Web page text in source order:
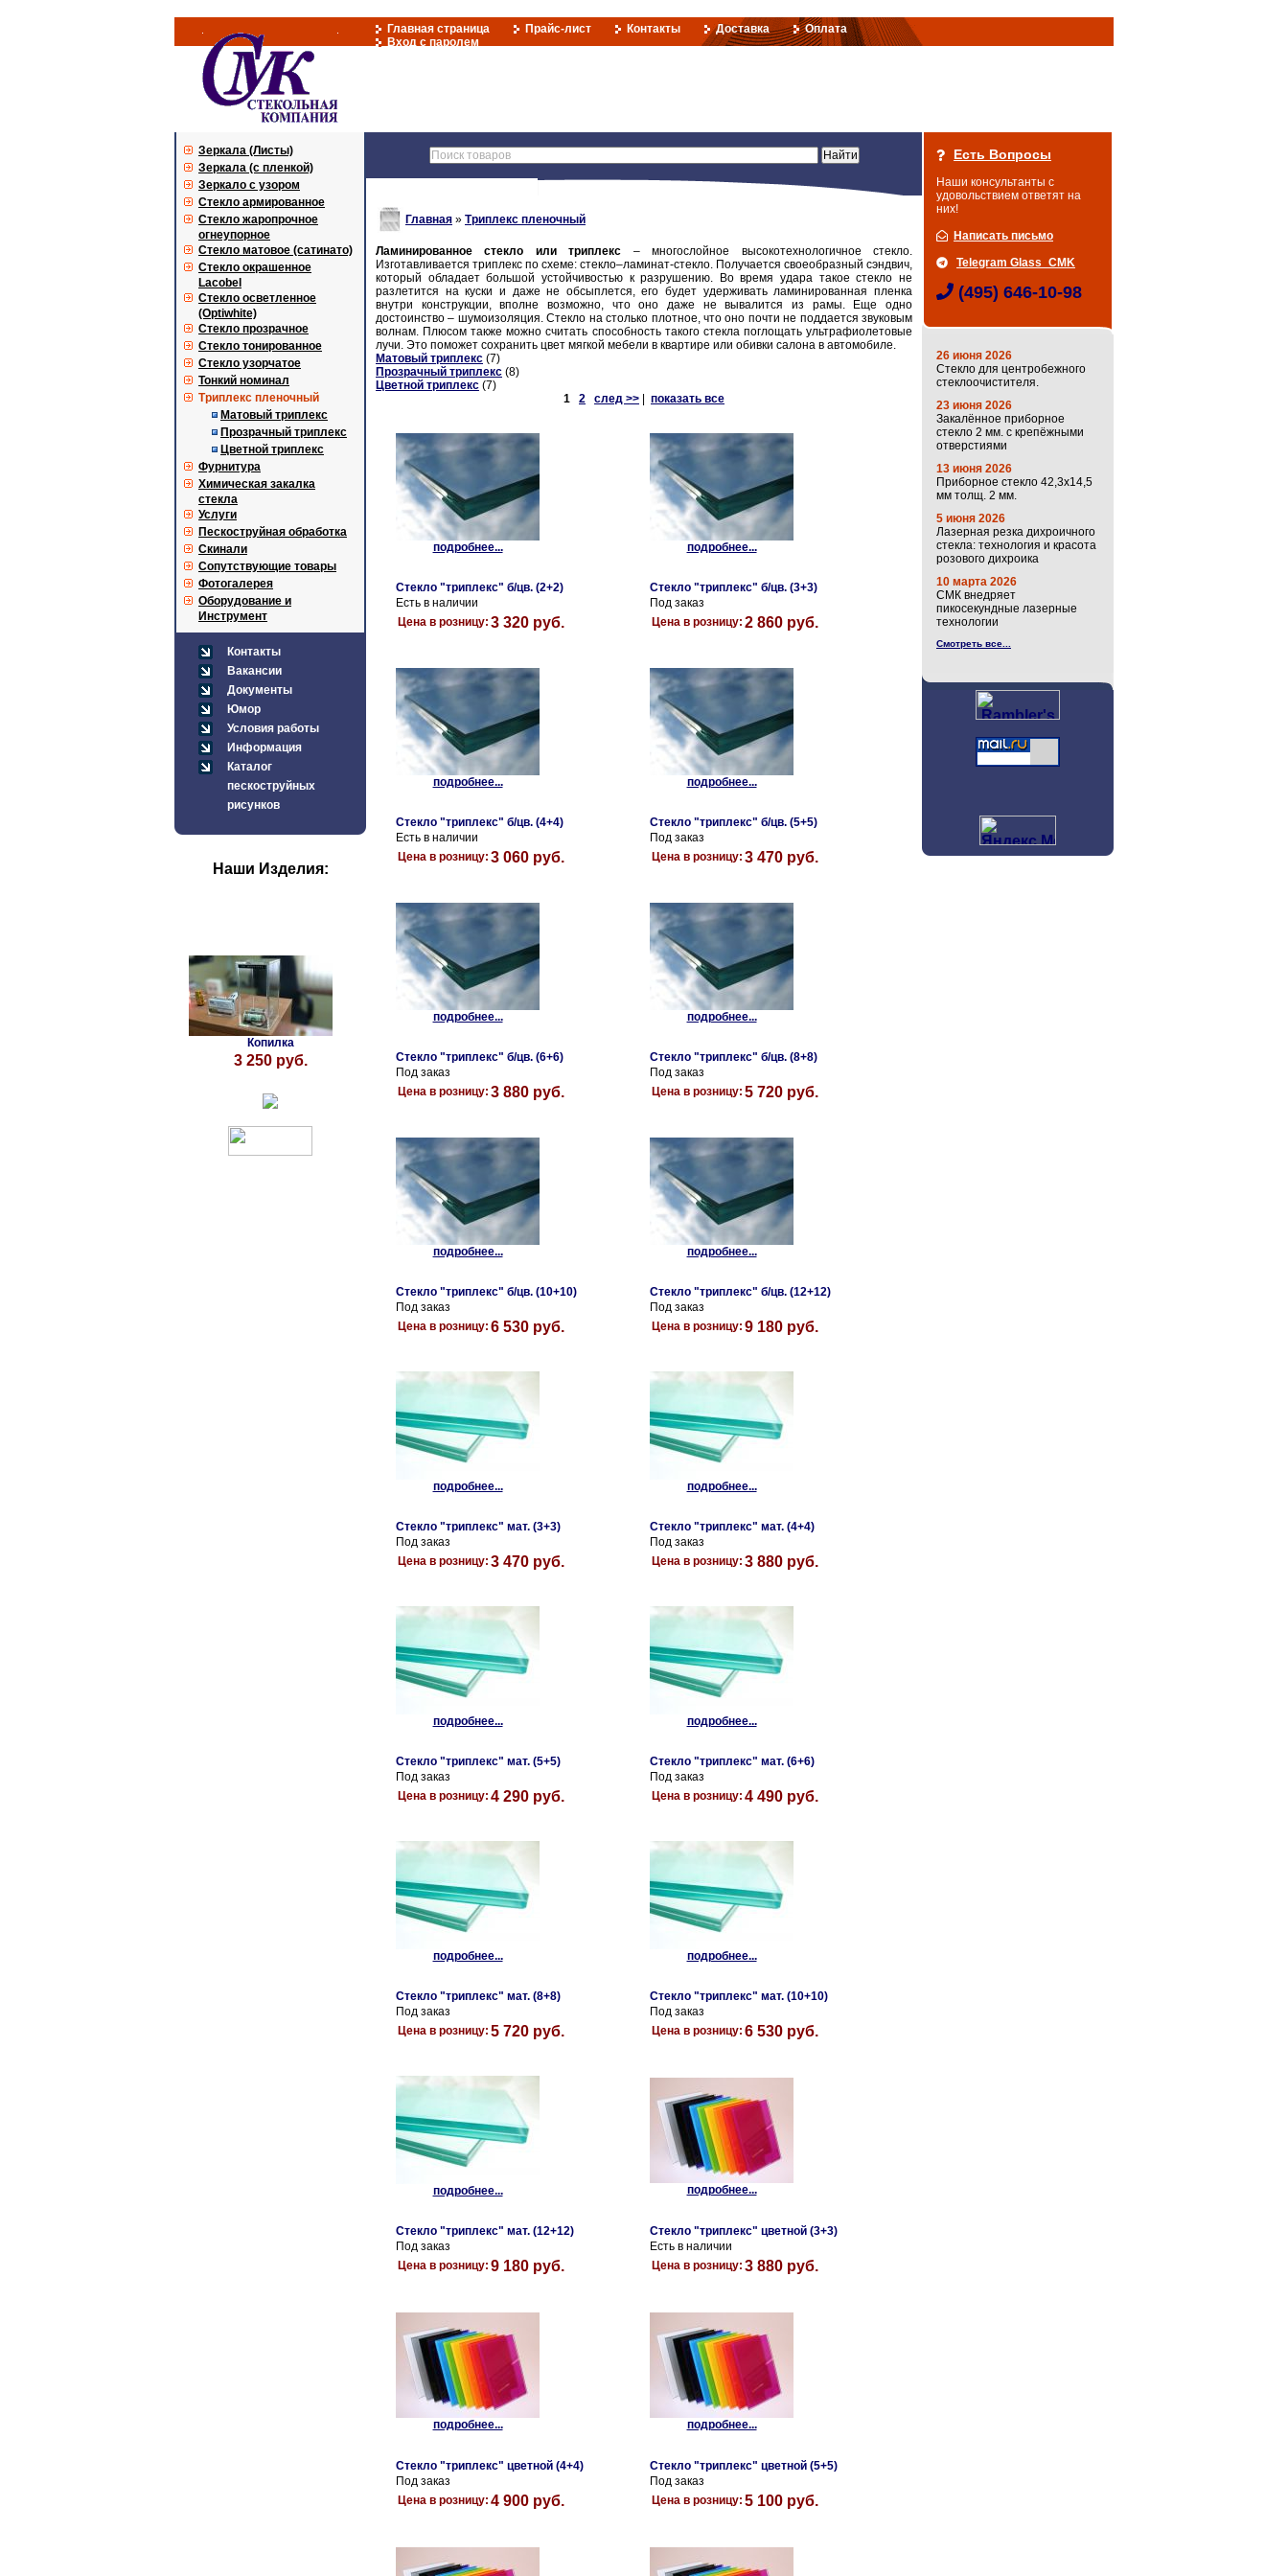
Главная страница Прайс-лист Контакты Доставка
Оплата
Вход с паролем
Зеркала (Листы)
Зеркала (с пленкой)
Зеркало с узором
Стекло армированное
Стекло жаропрочное
огнеупорное
Стекло матовое (сатинато)
Стекло окрашенное
Lacobel
Стекло осветленное
(Optiwhite)
Стекло прозрачное
Стекло тонированное
Стекло узорчатое
Тонкий номинал
Триплекс пленочный
Матовый триплекс
Прозрачный триплекс
Цветной триплекс
Фурнитура
Химическая закалка
стекла
Услуги
Пескоструйная обработка
Скинали
Сопутствующие товары
Фотогалерея
Оборудование и
Инструмент
Контакты
Вакансии
Документы
Юмор
Условия работы
Информация
Каталог
пескоструйных
рисунков
Наши Изделия:
Копилка
3 250 руб.
Главная » Триплекс пленочный
Ламинированное стекло или триплекс – многослойное высокотехнологичное стекло.
Изготавливается триплекс по схеме: стекло–ламинат-стекло. Получается своеобразный сэндвич,
который обладает большой устойчивостью к разрушению. Во время удара такое стекло не
разлетится на куски и даже не обсыплется, его будет удерживать ламинированная пленка
внутри конструкции, вполне возможно, что оно даже не вывалится из рамы. Еще одно
достоинство – шумоизоляция. Стекло на столько плотное, что оно почти не поддается звуковым
волнам. Плюсом также можно считать способность такого стекла поглощать ультрафиолетовые
лучи. Это поможет сохранить цвет мягкой мебели в квартире или обивки салона в автомобиле.
Матовый триплекс (7)
Прозрачный триплекс (8)
Цветной триплекс (7)
1
2 след >> показать все
подробнее...
Стекло "триплекс" б/цв. (2+2)
Есть в наличии
Цена в розницу: 3 320 руб.
подробнее...
Стекло "триплекс" б/цв. (3+3)
Под заказ
Цена в розницу: 2 860 руб.
подробнее...
Стекло "триплекс" б/цв. (4+4)
Есть в наличии
Цена в розницу: 3 060 руб.
подробнее...
Стекло "триплекс" б/цв. (5+5)
Под заказ
Цена в розницу: 3 470 руб.
подробнее...
Стекло "триплекс" б/цв. (6+6)
Под заказ
Цена в розницу: 3 880 руб.
подробнее...
Стекло "триплекс" б/цв. (8+8)
Под заказ
Цена в розницу: 5 720 руб.
подробнее...
Стекло "триплекс" б/цв. (10+10)
Под заказ
Цена в розницу: 6 530 руб.
подробнее...
Стекло "триплекс" б/цв. (12+12)
Под заказ
Цена в розницу: 9 180 руб.
подробнее...
Стекло "триплекс" мат. (3+3)
Под заказ
Цена в розницу: 3 470 руб.
подробнее...
Стекло "триплекс" мат. (4+4)
Под заказ
Цена в розницу: 3 880 руб.
подробнее...
Стекло "триплекс" мат. (5+5)
Под заказ
Цена в розницу: 4 290 руб.
подробнее...
Стекло "триплекс" мат. (6+6)
Под заказ
Цена в розницу: 4 490 руб.
подробнее...
Стекло "триплекс" мат. (8+8)
Под заказ
Цена в розницу: 5 720 руб.
подробнее...
Стекло "триплекс" мат. (10+10)
Под заказ
Цена в розницу: 6 530 руб.
подробнее...
Стекло "триплекс" мат. (12+12)
Под заказ
Цена в розницу: 9 180 руб.
подробнее...
Стекло "триплекс" цветной (3+3)
Есть в наличии
Цена в розницу: 3 880 руб.
подробнее...
Стекло "триплекс" цветной (4+4)
Под заказ
Цена в розницу: 4 900 руб.
подробнее...
Стекло "триплекс" цветной (5+5)
Под заказ
Цена в розницу: 5 100 руб.
Есть Вопросы
Наши консультанты с
удовольствием ответят на
них!
Написать письмо
Telegram Glass_CMK
(495) 646-10-98
26 июня 2026
Стекло для центробежного
стеклоочистителя.
23 июня 2026
Закалённое приборное
стекло 2 мм. с крепёжными
отверстиями
13 июня 2026
Приборное стекло 42,3х14,5
мм толщ. 2 мм.
5 июня 2026
Лазерная резка дихроичного
стекла: технология и красота
розового дихроика
10 марта 2026
СМК внедряет
пикосекундные лазерные
технологии
Смотреть все...